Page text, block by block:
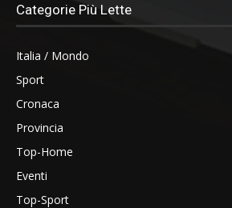
Categorie Più Lette
Italia / Mondo
Sport
Cronaca
Provincia
Top-Home
Eventi
Top-Sport